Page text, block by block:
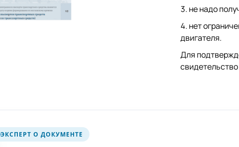
не надо
нет
двигателя.
Для
ЭКСПЕРТ О ДОКУМЕНТЕ